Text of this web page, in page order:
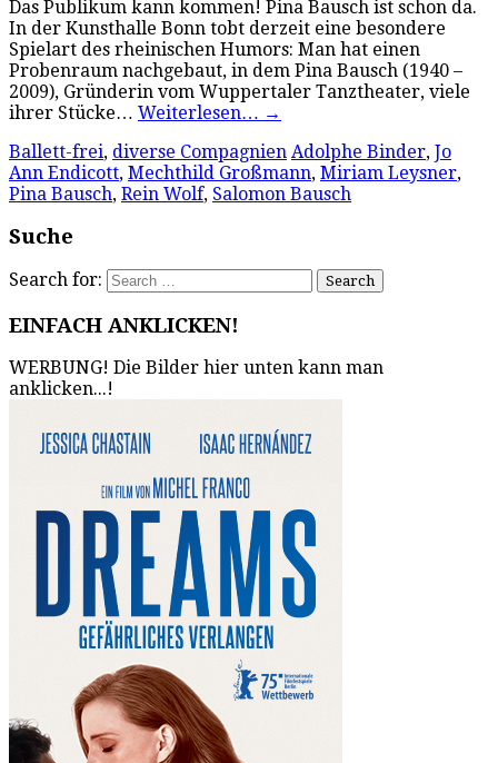
Das Publikum kann kommen! Pina Bausch ist schon da.
In der Kunsthalle Bonn tobt derzeit eine besondere
Spielart des rheinischen Humors: Man hat einen
Probenraum nachgebaut, in dem Pina Bausch (1940 –
2009), Gründerin vom Wuppertaler Tanztheater, viele
ihrer Stücke… Weiterlesen… →
Ballett-frei, diverse Compagnien Adolphe Binder, Jo
Ann Endicott, Mechthild Großmann, Miriam Leysner,
Pina Bausch, Rein Wolf, Salomon Bausch
Suche
Search for:
EINFACH ANKLICKEN!
WERBUNG! Die Bilder hier unten kann man
anklicken...!